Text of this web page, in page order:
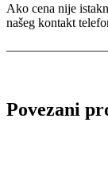
Ako cena nije
našeg kontakt
Povezani